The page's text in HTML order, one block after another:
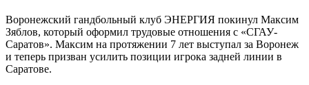
Воронежский гандбольный клуб ЭНЕРГИЯ покинул Максим
Зяблов, который оформил трудовые отношения с «СГАУ-
Саратов». Максим на протяжении 7 лет выступал за Воронеж
и теперь призван усилить позиции игрока задней линии в
Саратове.